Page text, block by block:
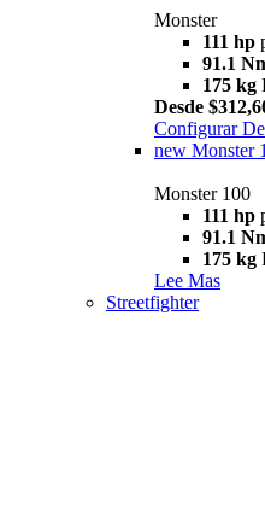
Monster
111 hp
91.1
175 kg
Desde
Configurar
new Monster
Monster 100
111 hp
91.1
175 kg
Lee Mas
Streetfighter